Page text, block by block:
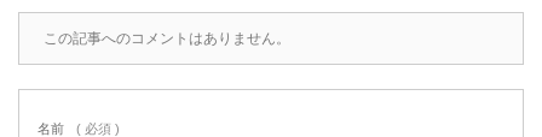
この記事へのコメントはありません。
名前 ( 必須 )